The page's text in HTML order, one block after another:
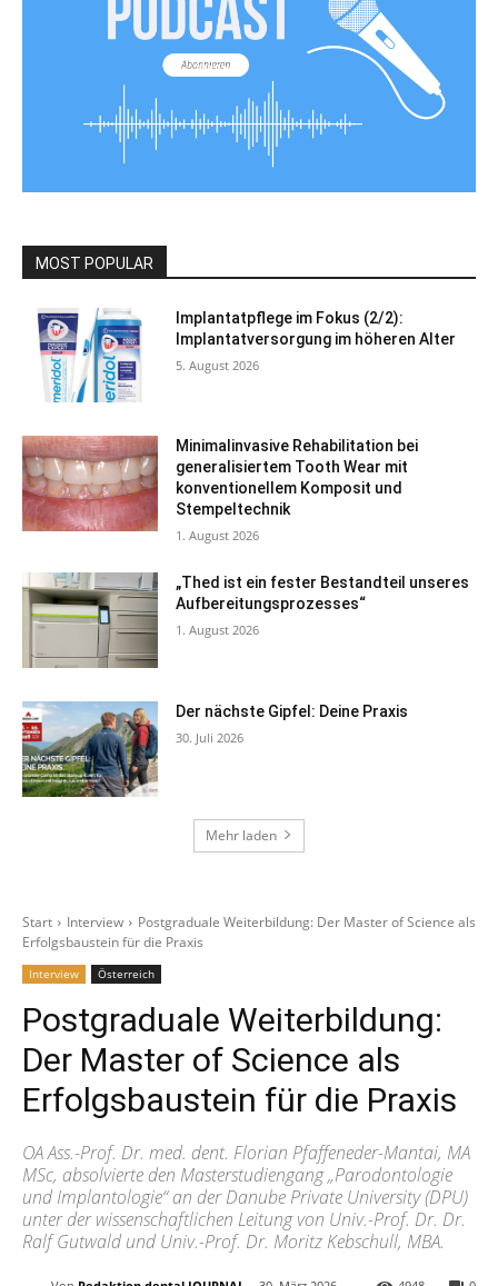
MOST POPULAR
Implantatpflege im Fokus (2/2):
Implantatversorgung im höheren Alter
5. August 2026
Minimalinvasive Rehabilitation bei
generalisiertem Tooth Wear mit
konventionellem Komposit und
Stempeltechnik
1. August 2026
„Thed ist ein fester Bestandteil unseres
Aufbereitungsprozesses“
1. August 2026
Der nächste Gipfel: Deine Praxis
30. Juli 2026
Mehr laden